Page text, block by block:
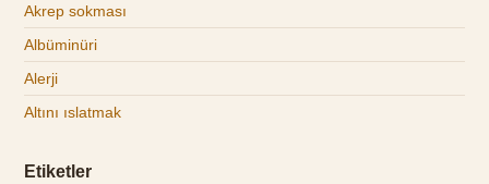
Akrep sokması
Albüminüri
Alerji
Altını ıslatmak
Etiketler